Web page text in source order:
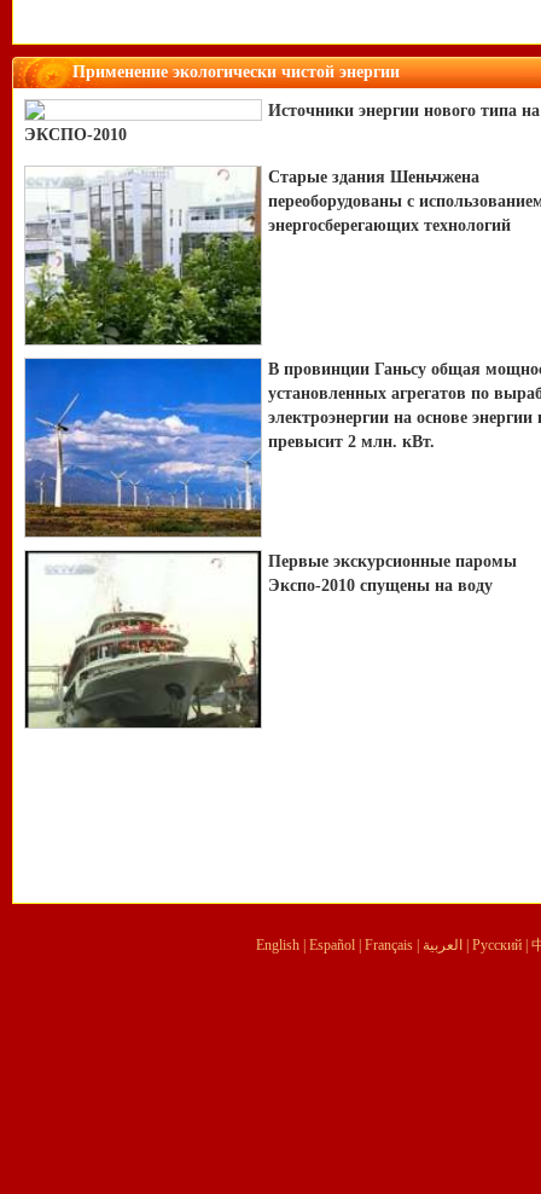
Применение экологически чистой энергии
Источники энергии нового типа на
ЭКСПО-2010
Старые здания Шеньчжена
переоборудованы с
энергосберегающих технологий
В провинции Ганьсу общая
установленных агрегатов по
электроэнергии на основе энергии
превысит 2 млн. кВт.
Первые экскурсионные паромы
Экспо-2010 спущены на воду
English Español Français Pусский